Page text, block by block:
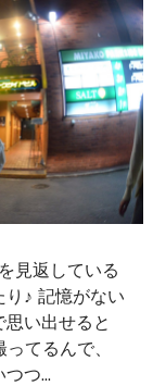
見返している
り♪ 記憶がない
い出せると
てるんで、
つ...